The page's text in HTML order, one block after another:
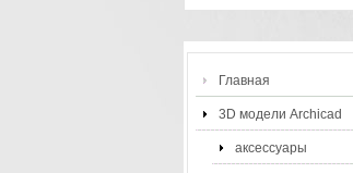
Главная
3D модели Archicad
аксессуары